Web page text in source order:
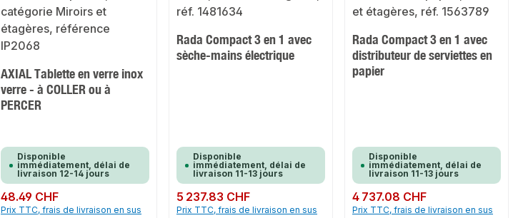
AXIAL Tablette en verre inox
verre - à COLLER ou à
PERCER
Disponible
immédiatement, délai de
livraison 12-14 jours
Prix régulier :
48.49 CHF
Prix TTC, frais de livraison en sus
Rada Compact 3 en 1 avec
sèche-mains électrique
Disponible
immédiatement, délai de
livraison 11-13 jours
Prix régulier :
5 237.83 CHF
Prix TTC, frais de livraison en sus
Rada Compact 3 en 1 avec
distributeur de serviettes en
papier
Disponible
immédiatement, délai de
livraison 11-13 jours
Prix régulier :
4 737.08 CHF
Prix TTC, frais de livraison en sus